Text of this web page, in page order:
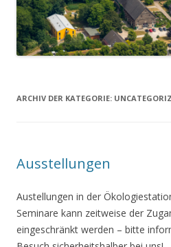
ARCHIV DER KATEGORIE:
Ausstellungen
Austellungen in der
Seminare kann zeitweise der
eingeschränkt werden – bitte